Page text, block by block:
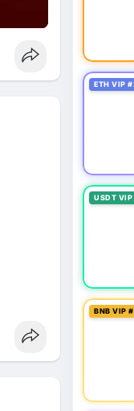
ETH VIP
USDT
BNB VIP